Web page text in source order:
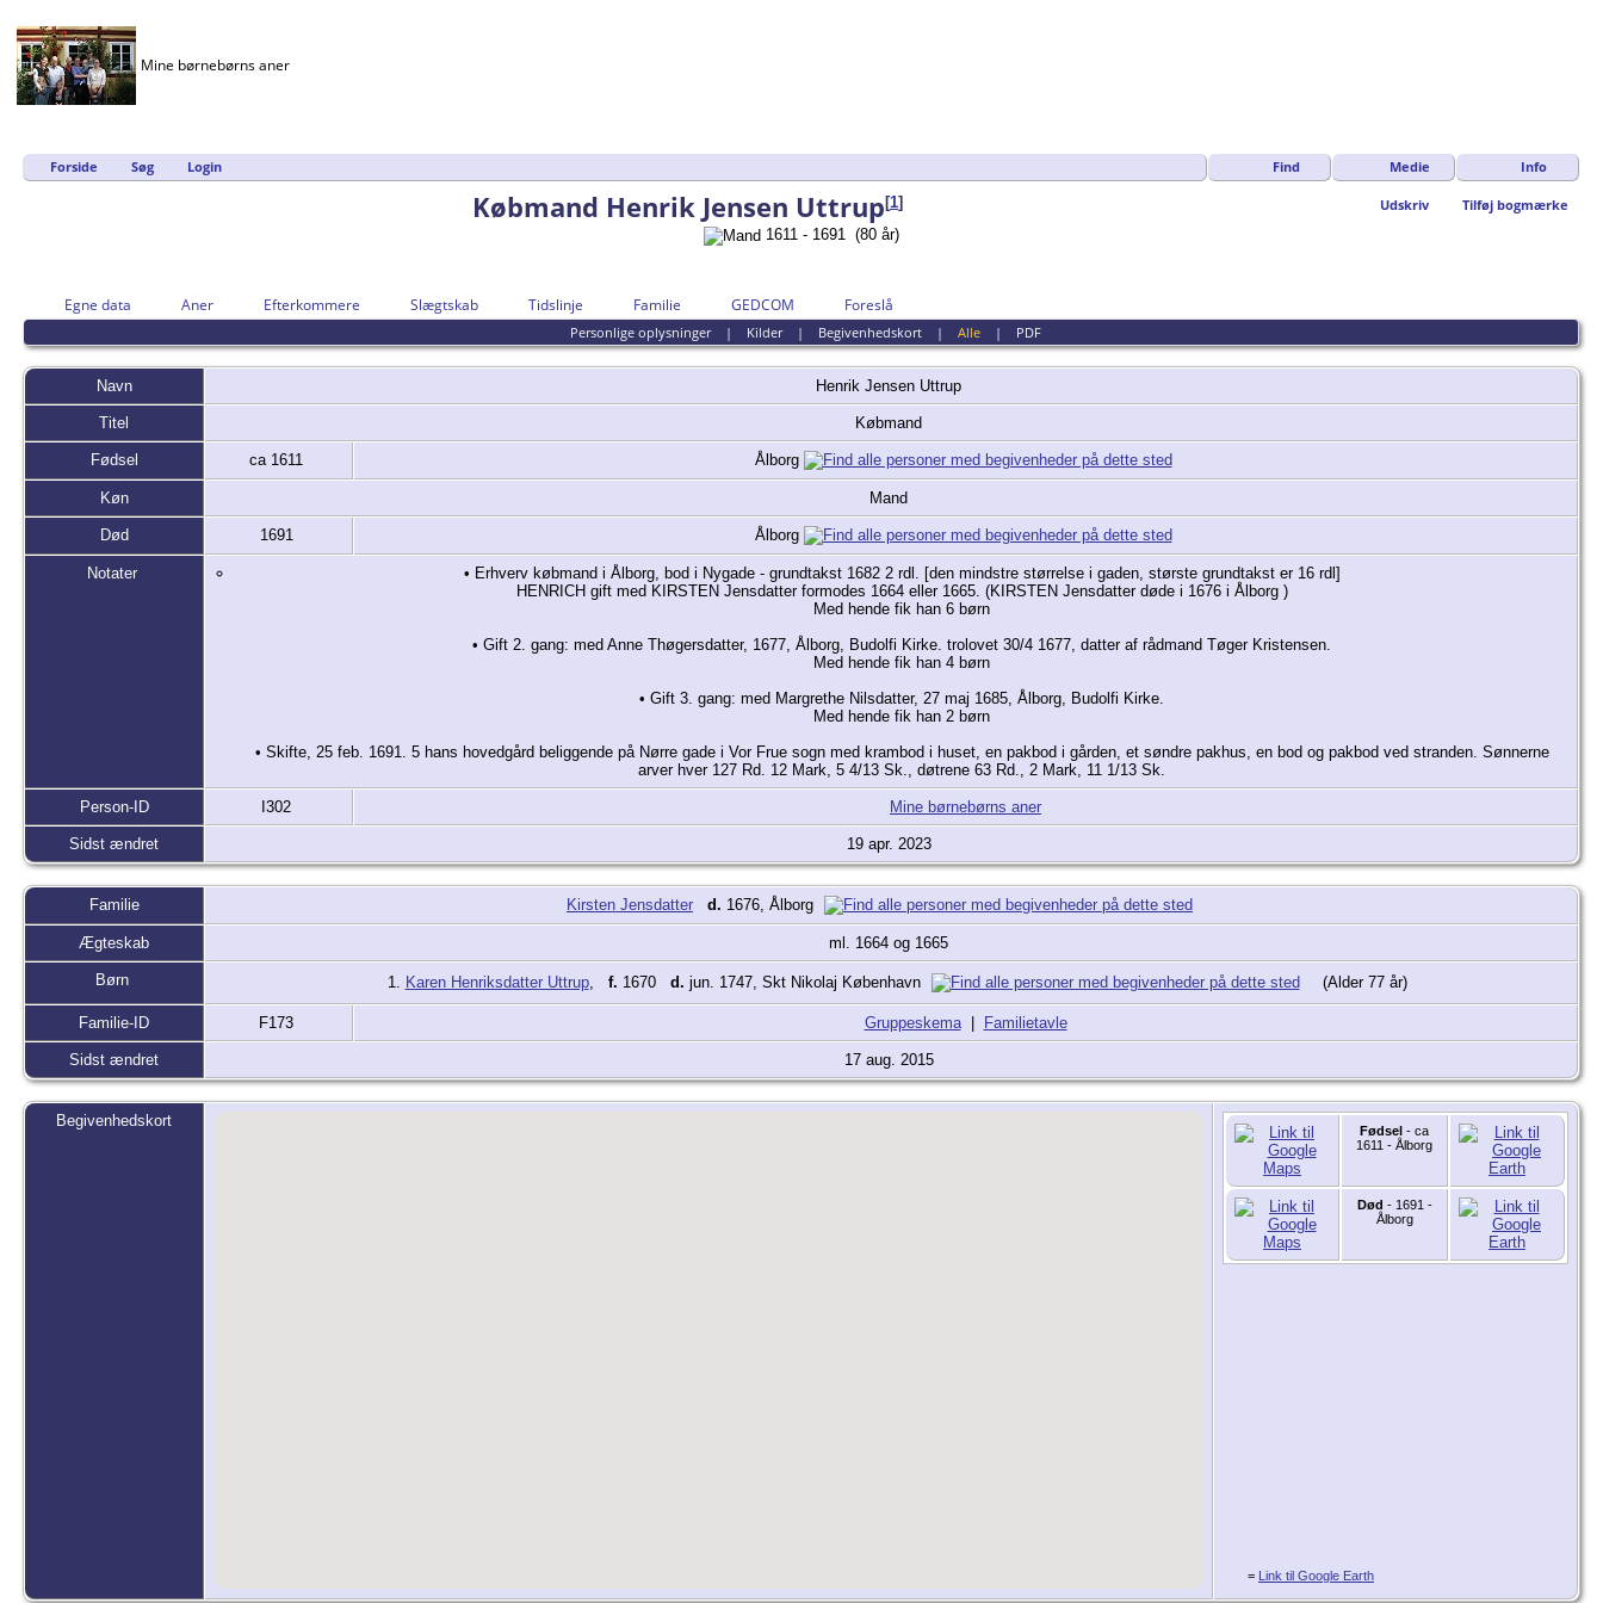
Mine børnebørns aner
Find Medie Info
Forside Søg Login
Udskriv Tilføj bogmærke
Købmand Henrik Jensen Uttrup [1]
1611 - 1691 (80 år)
Egne data Aner Efterkommere Slægtskab Tidslinje Familie GEDCOM Foreslå
Personlige oplysninger| Kilder| Begivenhedskort| Alle| PDF
Navn Henrik Jensen Uttrup
Titel Købmand
Fødsel ca 1611 Ålborg
Køn Mand
Død 1691 Ålborg
Notater
• Erhverv købmand i Ålborg, bod i Nygade - grundtakst 1682 2 rdl. [den mindstre størrelse i gaden, største grundtakst er 16 rdl]
HENRICH gift med KIRSTEN Jensdatter formodes 1664 eller 1665. (KIRSTEN Jensdatter døde i 1676 i Ålborg )
Med hende fik han 6 børn
• Gift 2. gang: med Anne Thøgersdatter, 1677, Ålborg, Budolfi Kirke. trolovet 30/4 1677, datter af rådmand Tøger Kristensen.
Med hende fik han 4 børn
• Gift 3. gang: med Margrethe Nilsdatter, 27 maj 1685, Ålborg, Budolfi Kirke.
Med hende fik han 2 børn
• Skifte, 25 feb. 1691. 5 hans hovedgård beliggende på Nørre gade i Vor Frue sogn med krambod i huset, en pakbod i gården, et søndre pakhus, en bod og pakbod ved stranden. Sønnerne
arver hver 127 Rd. 12 Mark, 5 4/13 Sk., døtrene 63 Rd., 2 Mark, 11 1/13 Sk.
Person-ID I302 Mine børnebørns aner
Sidst ændret 19 apr. 2023
Familie Kirsten Jensdatter d. 1676, Ålborg
Ægteskab ml. 1664 og 1665
Børn 1. Karen Henriksdatter Uttrup, f. 1670 d. jun. 1747, Skt Nikolaj København (Alder 77 år)
Familie-ID F173 Gruppeskema| Familietavle
Sidst ændret 17 aug. 2015
Begivenhedskort
Fødsel - ca
1611 - Ålborg
Død - 1691 -
Ålborg
= Link til Google Earth